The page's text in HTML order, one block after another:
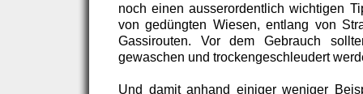
noch einen ausserordentlich wichtigen
von gedüngten Wiesen, entlang von
Gassirouten. Vor dem Gebrauch
gewaschen und trockengeschleudert
Und damit anhand einiger weniger